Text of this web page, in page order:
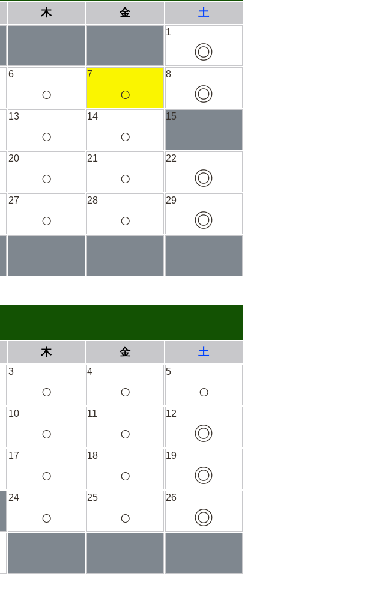
木 金 土
1
◎
6
○
7
○
8
◎
13
○
14
○
15
20
○
21
○
22
◎
27
○
28
○
29
◎
木 金 土
3
○
4
○
5
○
10
○
11
○
12
◎
17
○
18
○
19
◎
24
○
25
○
26
◎